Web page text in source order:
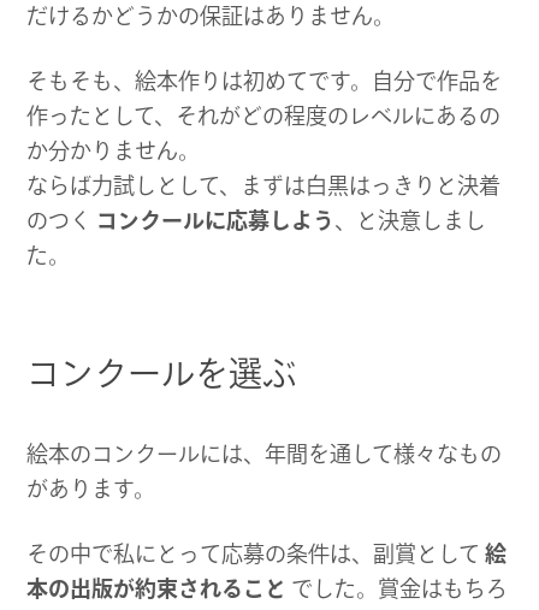
だけるかどうかの保証はありません。
そもそも、絵本作りは初めてです。自分で作品を
作ったとして、それがどの程度のレベルにあるの
か分かりません。
ならば力試しとして、まずは白黒はっきりと決着
のつく コンクールに応募しよう 、と決意しまし
た。
コンクールを選ぶ
絵本のコンクールには、年間を通して様々なもの
があります。
その中で私にとって応募の条件は、副賞として絵
本の出版が約束されること でした。賞金はもちろ